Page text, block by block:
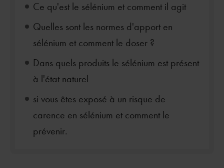
Ce qu'est le sélénium et comment il agit
Quelles sont les normes d'apport en
sélénium et comment le doser ?
Dans quels produits le sélénium est présent
à l'état naturel
si vous êtes exposé à un risque de
carence en sélénium et comment le
prévenir.